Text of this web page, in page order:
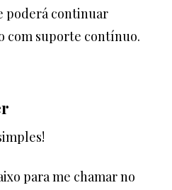
poderá continuar
com suporte contínuo.
para me chamar no